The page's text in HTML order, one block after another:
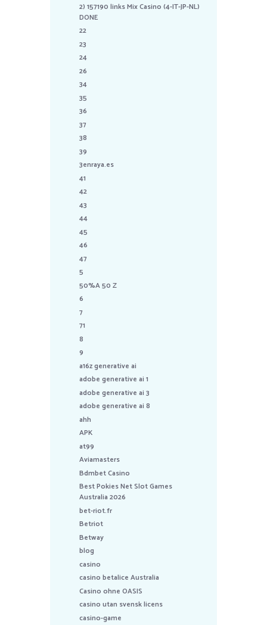
2) 157190 links Mix Casino (4-IT-JP-NL)
DONE
22
23
24
26
34
35
36
37
38
39
3enraya.es
41
42
43
44
45
46
47
5
50%A 50 Z
6
7
71
8
9
a16z generative ai
adobe generative ai 1
adobe generative ai 3
adobe generative ai 8
ahh
APK
at99
Aviamasters
Bdmbet Casino
Best Pokies Net Slot Games
Australia 2026
bet-riot.fr
Betriot
Betway
blog
casino
casino betalice Australia
Casino ohne OASIS
casino utan svensk licens
casino-game